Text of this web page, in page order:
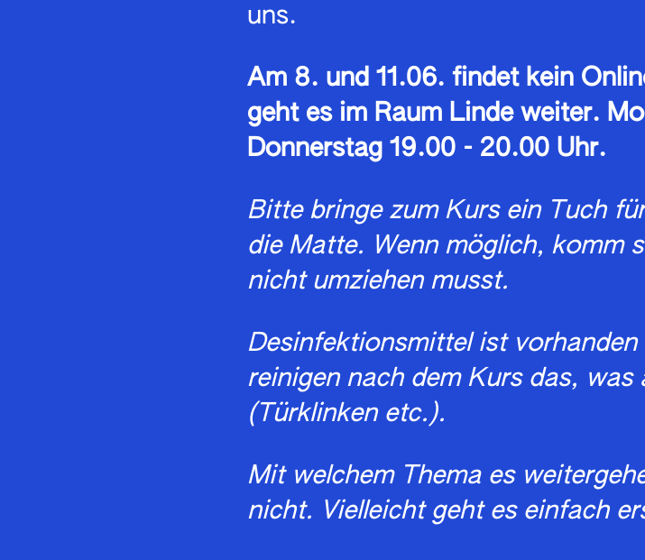
uns.
Am 8. und 11.06. findet kein
geht es im Raum Linde weiter.
Donnerstag 19.00 - 20.00 Uhr.
Bitte bringe zum Kurs ein Tuch
die Matte. Wenn möglich, komm
nicht umziehen musst.
Desinfektionsmittel ist vorhanden
reinigen nach dem Kurs das, was
(Türklinken etc.).
Mit welchem Thema es
nicht. Vielleicht geht es einfach